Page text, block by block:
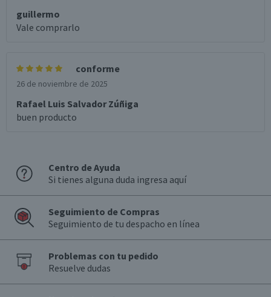
guillermo
Vale comprarlo
conforme
26 de noviembre de 2025
Rafael Luis Salvador Zúñiga
buen producto
Centro de Ayuda
Si tienes alguna duda ingresa aquí
Seguimiento de Compras
Seguimiento de tu despacho en línea
Problemas con tu pedido
Resuelve dudas